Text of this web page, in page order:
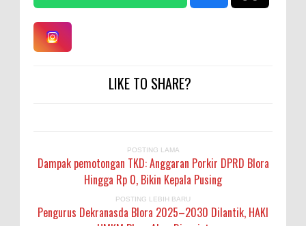
LIKE TO SHARE?
POSTING LAMA
Dampak pemotongan TKD: Anggaran Porkir DPRD Blora
Hingga Rp 0, Bikin Kepala Pusing
POSTING LEBIH BARU
Pengurus Dekranasda Blora 2025–2030 Dilantik, HAKI